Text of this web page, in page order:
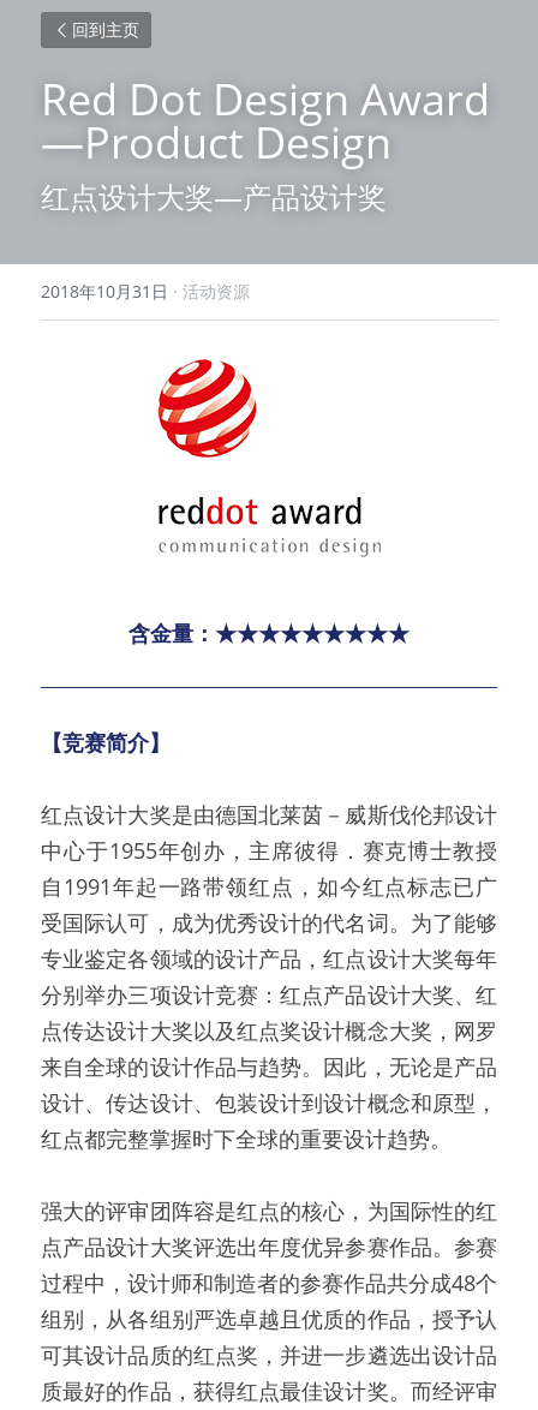
回到主页
Red Dot Design Award
—Product Design
红点设计大奖—产品设计奖
2018年10月31日 · 活动资源
含金量：★★★★★★★★★
【竞赛简介】
红点设计大奖是由德国北莱茵－威斯伐伦邦设计
中心于1955年创办，主席彼得．赛克博士教授
自1991年起一路带领红点，如今红点标志已广
受国际认可，成为优秀设计的代名词。为了能够
专业鉴定各领域的设计产品，红点设计大奖每年
分别举办三项设计竞赛：红点产品设计大奖、红
点传达设计大奖以及红点奖设计概念大奖，网罗
来自全球的设计作品与趋势。因此，无论是产品
设计、传达设计、包装设计到设计概念和原型，
红点都完整掌握时下全球的重要设计趋势。
强大的评审团阵容是红点的核心，为国际性的红
点产品设计大奖评选出年度优异参赛作品。参赛
过程中，设计师和制造者的参赛作品共分成48个
组别，从各组别严选卓越且优质的作品，授予认
可其设计品质的红点奖，并进一步遴选出设计品
质最好的作品，获得红点最佳设计奖。而经评审